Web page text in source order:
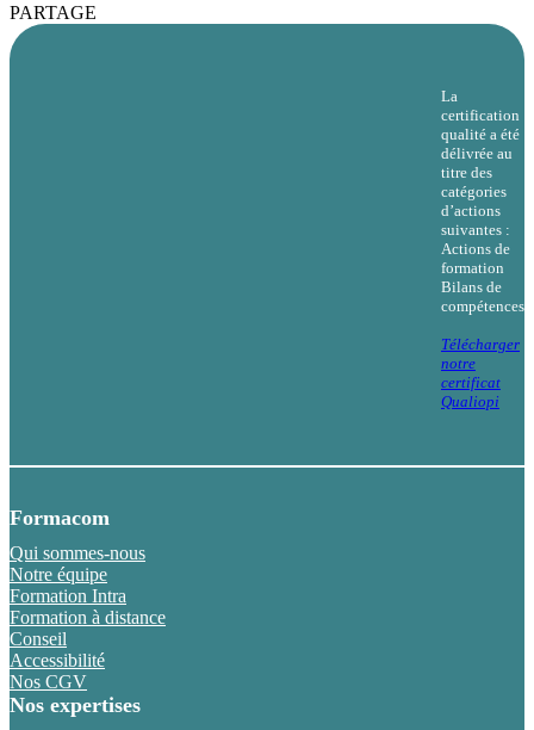
PARTAGE
La
certification
qualité a été
délivrée au
titre des
catégories
d’actions
suivantes :
Actions de
formation
Bilans de
compétences
Télécharger
notre
certificat
Qualiopi
Formacom
Qui sommes-nous
Notre équipe
Formation Intra
Formation à distance
Conseil
Accessibilité
Nos CGV
Nos expertises